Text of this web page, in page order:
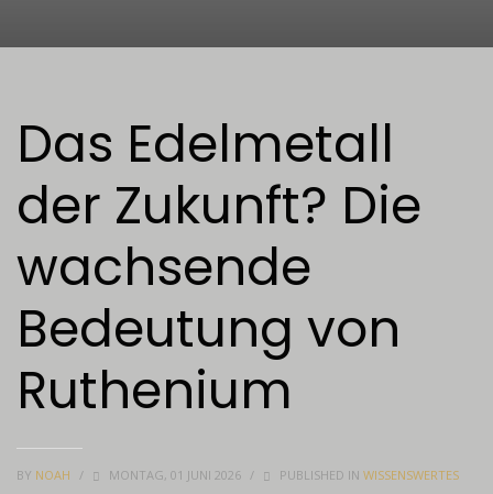
Das Edelmetall
der Zukunft? Die
wachsende
Bedeutung von
Ruthenium
BY NOAH / MONTAG, 01 JUNI 2026 / PUBLISHED IN WISSENSWERTES